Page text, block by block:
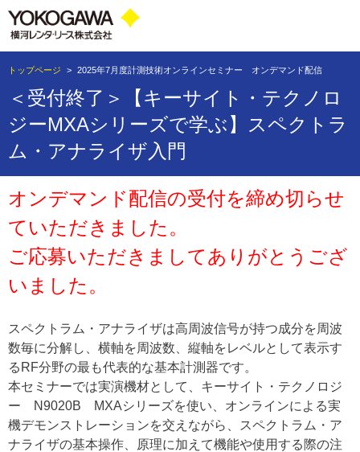
トップページ > 2025年7月度計測技術オンラインセミナー オンデマンド配信
＜受付終了＞【キーサイト・テクノロ
ジーMXAシリーズで学ぶ】スペクトラ
ム・アナライザ入門
オンデマンド配信の受付を締め切らせ
ていただきました。
ご応募いただきましてありがとうござ
いました。
スペクトラム・アナライザは高周波信号が持つ成分を周波
数毎に分解し、横軸を周波数、縦軸をレベルとして表示す
るRF分野の最も代表的な基本計測器です。
本セミナーでは実演機材として、キーサイト・テクノロジ
ー N9020B MXAシリーズを使い、オンラインによる実
機デモンストレーションを交えながら、スペクトラム・ア
ナライザの基本操作、原理に加えて機能や使用する際の注